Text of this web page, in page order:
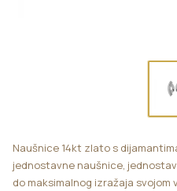
Naušnice 14kt zlato s
jednostavne naušnice,
do maksimalnog izražaja svojom